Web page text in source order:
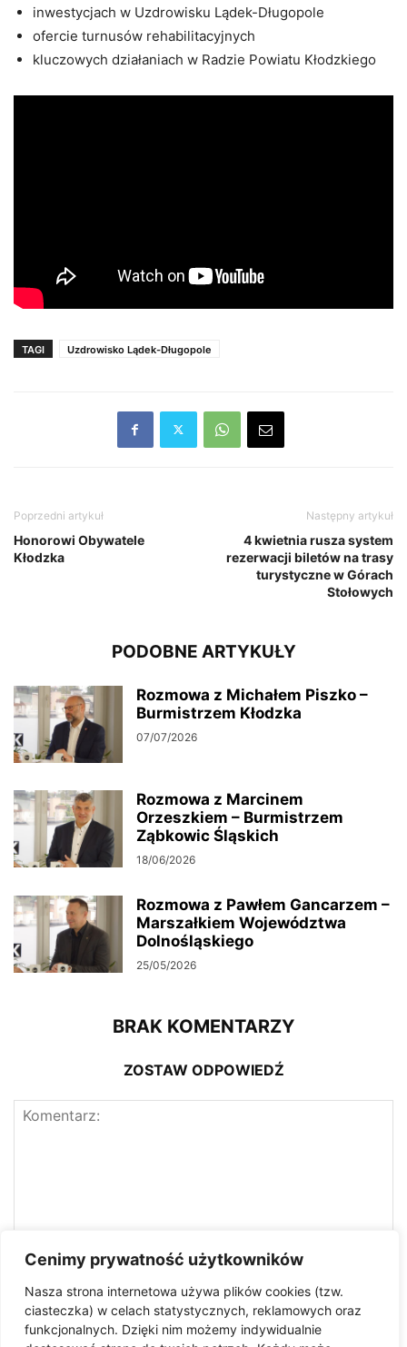
Cenimy prywatność użytkowników
Nasza strona internetowa używa plików cookies (tzw.
ciasteczka) w celach statystycznych, reklamowych oraz
funkcjonalnych. Dzięki nim możemy indywidualnie
inwestycjach w Uzdrowisku Lądek-Długopole
ofercie turnusów rehabilitacyjnych
kluczowych działaniach w Radzie Powiatu Kłodzkiego
TAGI Uzdrowisko Lądek-Długopole
Poprzedni artykuł
Honorowi Obywatele
Kłodzka
Następny artykuł
4 kwietnia rusza system
rezerwacji biletów na trasy
turystyczne w Górach
Stołowych
PODOBNE ARTYKUŁY
Rozmowa z Michałem Piszko –
Burmistrzem Kłodzka
07/07/2026
Rozmowa z Marcinem
Orzeszkiem – Burmistrzem
Ząbkowic Śląskich
18/06/2026
Rozmowa z Pawłem Gancarzem –
Marszałkiem Województwa
Dolnośląskiego
25/05/2026
BRAK KOMENTARZY
ZOSTAW ODPOWIEDŹ